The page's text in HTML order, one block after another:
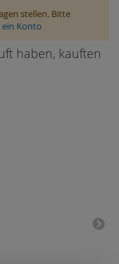
stellen. Bitte
ein Konto
haben, kauften